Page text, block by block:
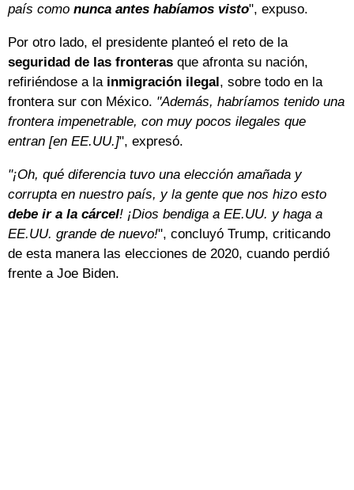
país como nunca antes habíamos visto", expuso.
Por otro lado, el presidente planteó el reto de la
seguridad de las fronteras que afronta su nación,
refiriéndose a la inmigración ilegal, sobre todo en la
frontera sur con México. "Además, habríamos tenido una
frontera impenetrable, con muy pocos ilegales que
entran [en EE.UU.]", expresó.
"¡Oh, qué diferencia tuvo una elección amañada y
corrupta en nuestro país, y la gente que nos hizo esto
debe ir a la cárcel! ¡Dios bendiga a EE.UU. y haga a
EE.UU. grande de nuevo!", concluyó Trump, criticando
de esta manera las elecciones de 2020, cuando perdió
frente a Joe Biden.